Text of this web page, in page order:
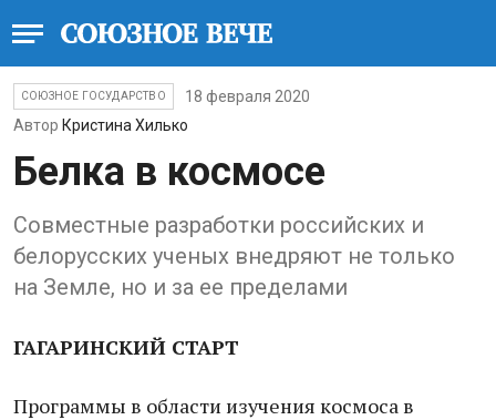
СОЮЗНОЕ ГОСУДАРСТВО
18 февраля 2020
Автор Кристина Хилько
Белка в космосе
Совместные разработки российских и
белорусских ученых внедряют не только
на Земле, но и за ее пределами
ГАГАРИНСКИЙ СТАРТ
Программы в области изучения космоса в